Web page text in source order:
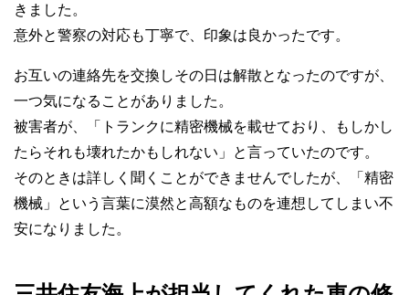
きました。
意外と警察の対応も丁寧で、印象は良かったです。
お互いの連絡先を交換しその日は解散となったのですが、
一つ気になることがありました。
被害者が、「トランクに精密機械を載せており、もしかし
たらそれも壊れたかもしれない」と言っていたのです。
そのときは詳しく聞くことができませんでしたが、「精密
機械」という言葉に漠然と高額なものを連想してしまい不
安になりました。